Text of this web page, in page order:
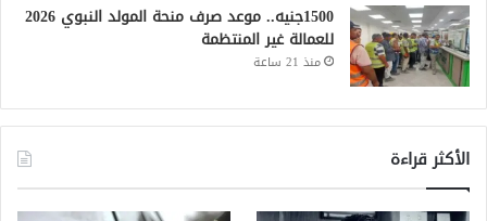
1500جنيه.. موعد صرف منحة المولد النبوي 2026
للعمالة غير المنتظمة
منذ 21 ساعة
الأكثر قراءة